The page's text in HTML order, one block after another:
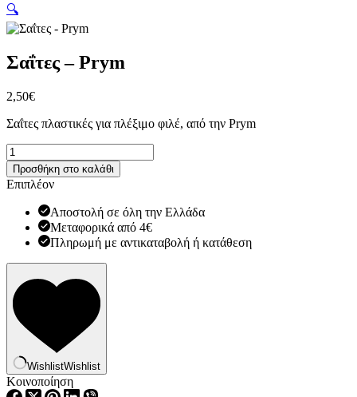
🔍
Σαΐτες – Prym
2,50€
Σαΐτες πλαστικές για πλέξιμο φιλέ, από την Prym
Σαΐτες
-
Prym
ποσότητα
Προσθήκη στο καλάθι
Επιπλέον
Αποστολή σε όλη την Ελλάδα
Μεταφορικά από 4€
Πληρωμή με αντικαταβολή ή κατάθεση
WishlistWishlist
Κοινοποίηση